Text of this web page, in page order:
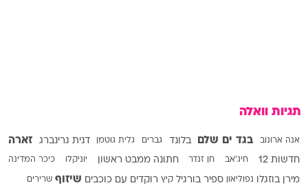
תגיות וואלה
אנה ארונוב בגד ים שלם בלונד גברים גלית גוטמן דנית גרינברג זארה
חדשות 12 חיג'אב חן זנדר חתונה ממבט ראשון יוניקלו כיכר המדינה
מירן בוזגלו נפוליאון ספיר בורגיל קיץ רוקדים עם כוכבים שיזוף שרירים